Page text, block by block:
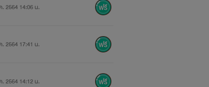
2564 14:06 น.
. 2564 17:41 น.
. 2564 14:12 น.